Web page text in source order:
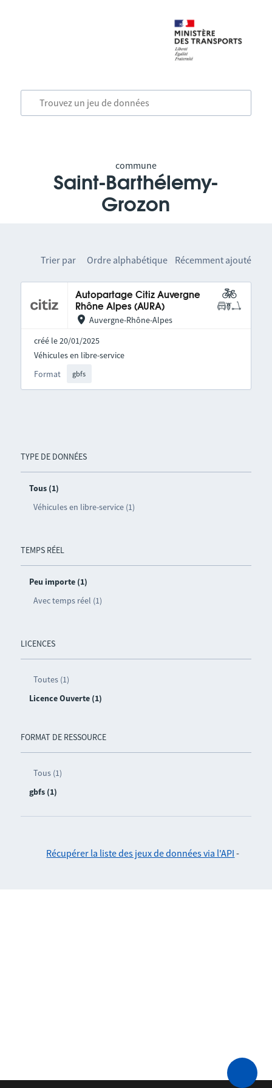
commune
Saint-Barthélemy-
Grozon
TYPE DE DONNÉES
Tous (1)
Véhicules en libre-service (1)
TEMPS RÉEL
Peu importe (1)
Avec temps réel (1)
LICENCES
Toutes (1)
Licence Ouverte (1)
FORMAT DE RESSOURCE
Tous (1)
gbfs (1)
Trier par Ordre alphabétique Récemment ajouté
Autopartage Citiz Auvergne
Rhône Alpes (AURA)
Auvergne-Rhône-Alpes
créé le 20/01/2025
Format gbfs
Véhicules en libre-service
Récupérer la liste des jeux de données via l'API -